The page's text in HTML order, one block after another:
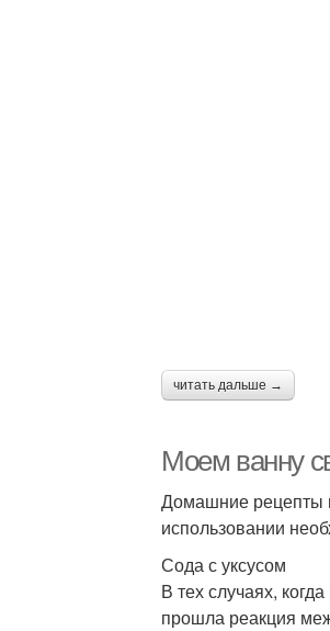
читать дальше →
Моем ванну
Домашние рецепты
использовании
Сода с уксусом
В тех случаях,
прошла реакция